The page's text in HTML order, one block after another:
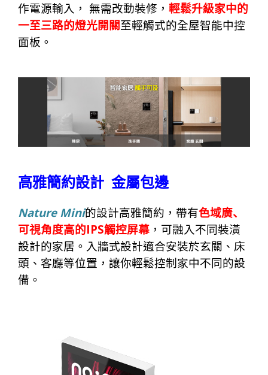
作電源輸入，
無需改動裝修， 輕鬆升級家中的
一至三路的燈光開關至輕觸式的全屋智能中控
面板。
高雅簡約設計 金屬包邊
Nature Mini的設計高雅簡約，帶有色域廣、
可視角度高的IPS觸控屏幕 ，可融入不同裝潢
設計的家居。入牆式設計適合安裝於玄關、床
頭、客廳等位置，讓你輕鬆控制 家中不同的設
備。